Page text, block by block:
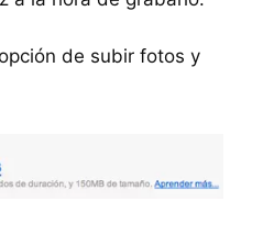
de subir fotos y